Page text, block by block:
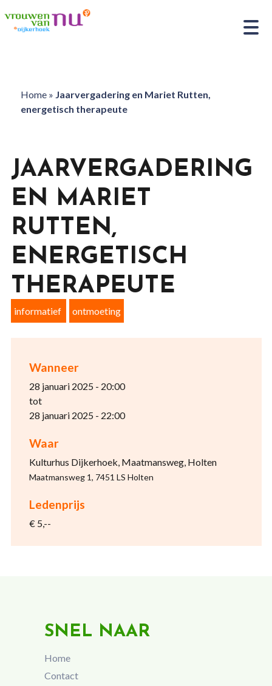
Home» Jaarvergadering en Mariet Rutten,
energetisch therapeute
Wanneer
28 januari 2025 - 20:00
tot
28 januari 2025 - 22:00
Waar
Kulturhus Dijkerhoek, Maatmansweg, Holten
Maatmansweg 1, 7451 LS Holten
Ledenprijs
€ 5,--
JAARVERGADERING
EN MARIET
RUTTEN,
ENERGETISCH
THERAPEUTE
informatief ontmoeting
SNEL NAAR
Home
Contact